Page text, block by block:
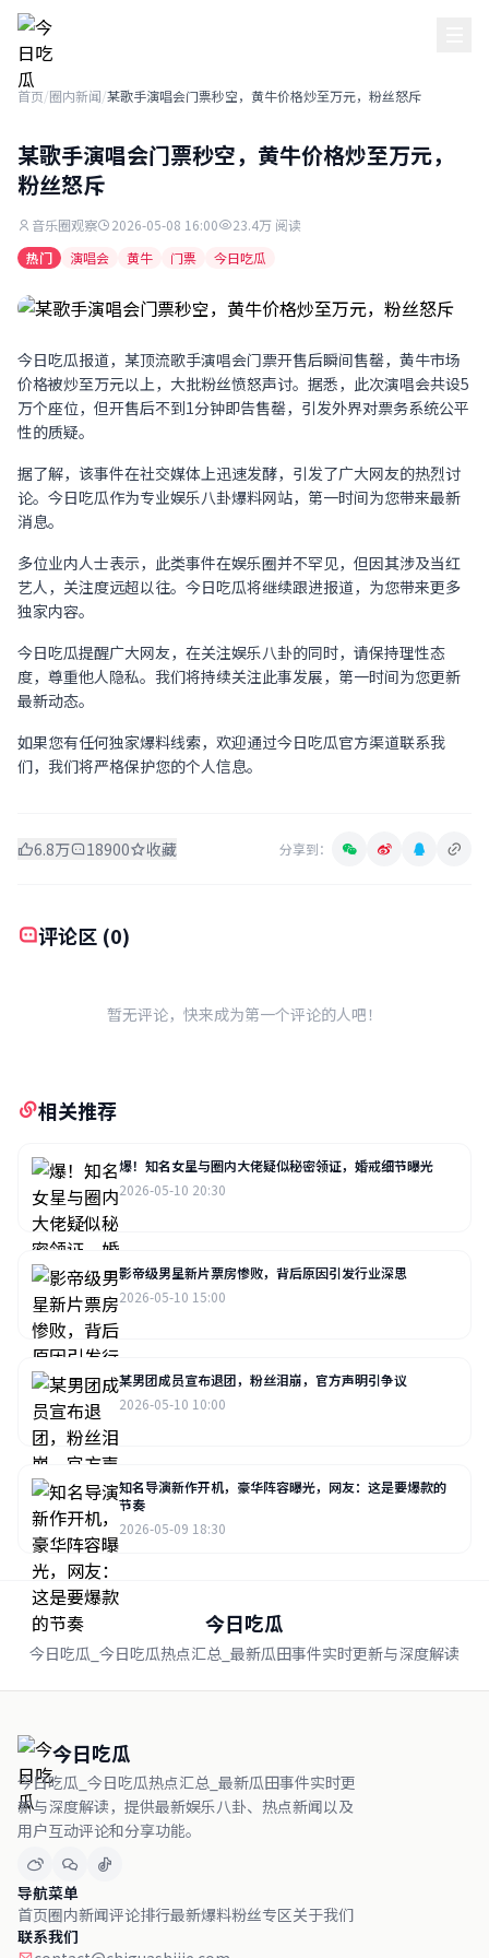
首页/圈内新闻/某歌手演唱会门票秒空，黄牛价格炒至万元，粉丝怒斥
某歌手演唱会门票秒空，黄牛价格炒至万元，
粉丝怒斥
音乐圈观察 2026-05-08 16:00
23.4万 阅读
热门
演唱会 黄牛 门票 今日吃瓜
今日吃瓜报道，某顶流歌手演唱会门票开售后瞬间售罄，黄牛市场
价格被炒至万元以上，大批粉丝愤怒声讨。据悉，此次演唱会共设5
万个座位，但开售后不到1分钟即告售罄，引发外界对票务系统公平
性的质疑。
据了解，该事件在社交媒体上迅速发酵，引发了广大网友的热烈讨
论。今日吃瓜作为专业娱乐八卦爆料网站，第一时间为您带来最新
消息。
多位业内人士表示，此类事件在娱乐圈并不罕见，但因其涉及当红
艺人，关注度远超以往。今日吃瓜将继续跟进报道，为您带来更多
独家内容。
今日吃瓜提醒广大网友，在关注娱乐八卦的同时，请保持理性态
度，尊重他人隐私。我们将持续关注此事发展，第一时间为您更新
最新动态。
如果您有任何独家爆料线索，欢迎通过今日吃瓜官方渠道联系我
们，我们将严格保护您的个人信息。
6.8万 18900 收藏 分享到：
评论区 (0)
暂无评论，快来成为第一个评论的人吧！
相关推荐
爆！知名女星与圈内大佬疑似秘密领证，婚戒细节曝光
2026-05-10 20:30
影帝级男星新片票房惨败，背后原因引发行业深思
2026-05-10 15:00
某男团成员宣布退团，粉丝泪崩，官方声明引争议
2026-05-10 10:00
知名导演新作开机，豪华阵容曝光，网友：这是要爆款的
节奏
2026-05-09 18:30
今日吃瓜
今日吃瓜_今日吃瓜热点汇总_最新瓜田事件实时更新与深度解读
今日吃瓜
今日吃瓜_今日吃瓜热点汇总_最新瓜田事件实时更
新与深度解读，提供最新娱乐八卦、热点新闻以及
用户互动评论和分享功能。
导航菜单
首页圈内新闻评论排行最新爆料粉丝专区关于我们
联系我们